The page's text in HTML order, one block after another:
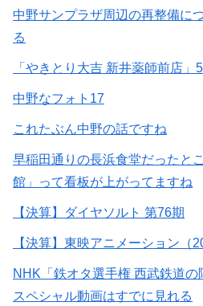
中野サンプラザ周辺の再整備に
る
「やきとり大吉 新井薬師前店」
中野なフォト17
これたぶん中野の話ですね
早稲田通りの長浜食堂だったと
館」って看板が上がってますね
【決算】ダイヤソルト 第76期
【決算】東映アニメーション（
NHK「鉄オタ選手権 西武鉄道の
スペシャル動画はすでに見れる